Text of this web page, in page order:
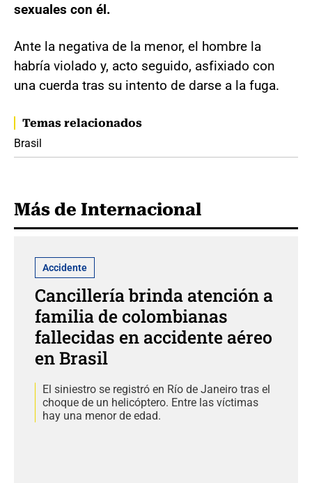
sexuales con él.
Ante la negativa de la menor, el hombre la
habría violado y, acto seguido, asfixiado con
una cuerda tras su intento de darse a la fuga.
Temas relacionados
Brasil
Más de Internacional
Accidente
Cancillería brinda atención a
familia de colombianas
fallecidas en accidente aéreo
en Brasil
El siniestro se registró en Río de Janeiro tras el
choque de un helicóptero. Entre las víctimas
hay una menor de edad.